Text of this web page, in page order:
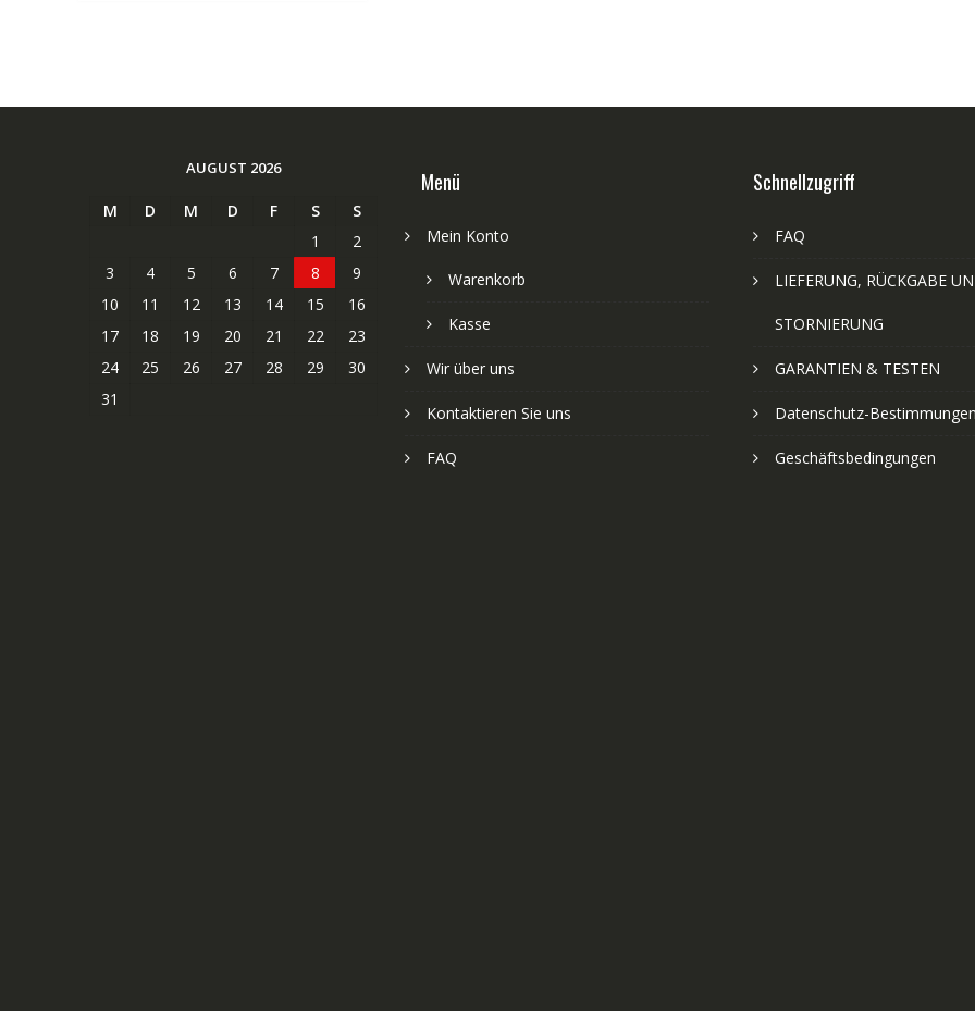
AUGUST 2026
M D M D F S
S
1
2
3
4 5 6 7 8
9
10
11 12 13 14 15
16
17
18 19 20 21 22
23
24
25 26 27 28 29
30
31
Menü
Mein Konto
Warenkorb
Kasse
Wir über uns
Kontaktieren Sie uns
FAQ
Schnellzugriff
FAQ
LIEFERUNG, RÜCKGABE
STORNIERUNG
GARANTIEN & TESTEN
Datenschutz-Bestimmungen
Geschäftsbedingungen